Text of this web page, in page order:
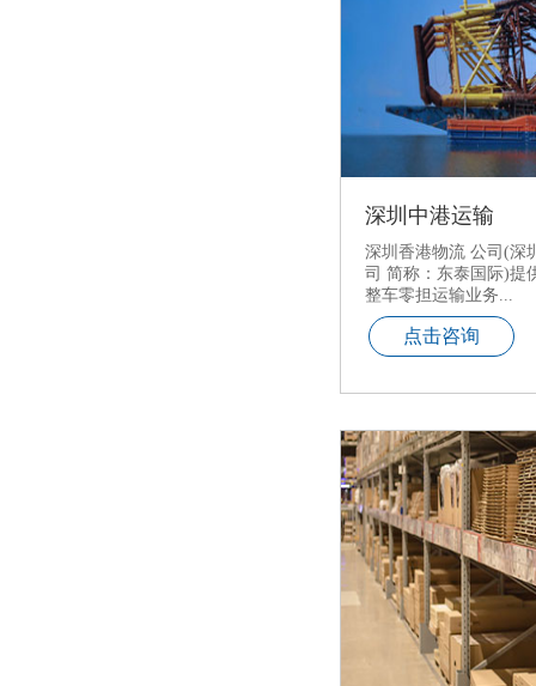
深圳中港运输
深圳香港物流 公司(深
司 简称：东泰国际)提
整车零担运输业务...
点击咨询